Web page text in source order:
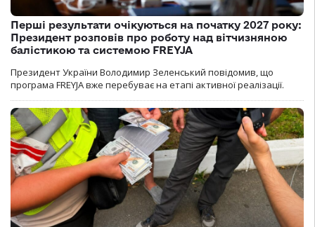
Перші результати очікуються на початку 2027 року:
Президент розповів про роботу над вітчизняною
балістикою та системою FREYJA
Президент України Володимир Зеленський повідомив, що
програма FREYJA вже перебуває на етапі активної реалізації.